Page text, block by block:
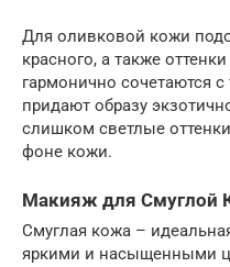
Для оливковой кожи
красного, а также
гармонично сочетаются
придают образу
слишком светлые
фоне кожи.
Макияж для Смуглой
Смуглая кожа –
яркими и насыщенными